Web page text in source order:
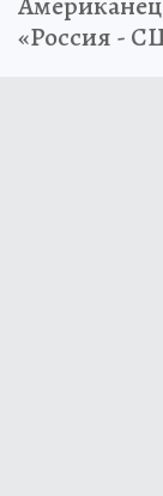
«Россия -